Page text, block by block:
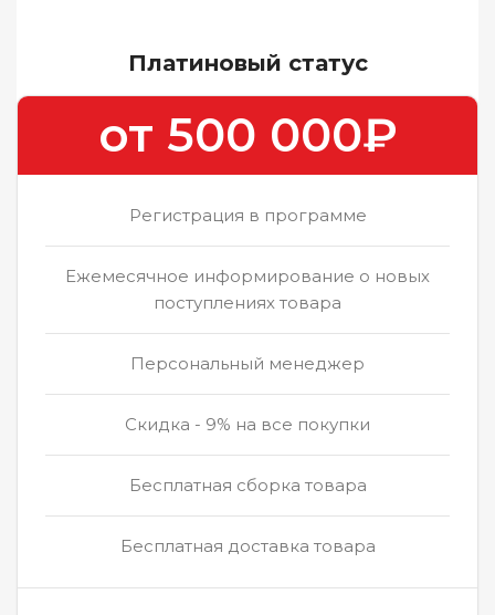
Платиновый статус
от 500 000₽
Регистрация в программе
Ежемесячное информирование о новых
поступлениях товара
Персональный менеджер
Скидка - 9% на все покупки
Бесплатная сборка товара
Бесплатная доставка товара